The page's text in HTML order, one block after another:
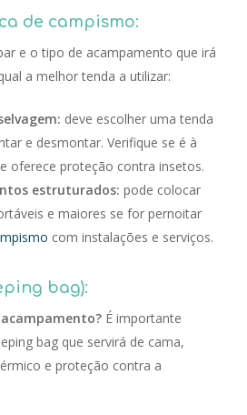
de campismo:
e o tipo de acampamento que irá
a melhor tenda a utilizar:
deve escolher uma tenda
e desmontar. Verifique se é à
oferece proteção contra insetos.
estruturados: pode colocar
e maiores se for pernoitar
com instalações e serviços.
bag):
É importante
bag que servirá de cama,
e proteção contra a